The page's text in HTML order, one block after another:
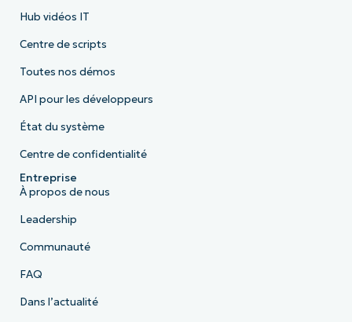
Hub vidéos IT
Centre de scripts
Toutes nos démos
API pour les développeurs
État du système
Centre de confidentialité
Entreprise
À propos de nous
Leadership
Communauté
FAQ
Dans l’actualité